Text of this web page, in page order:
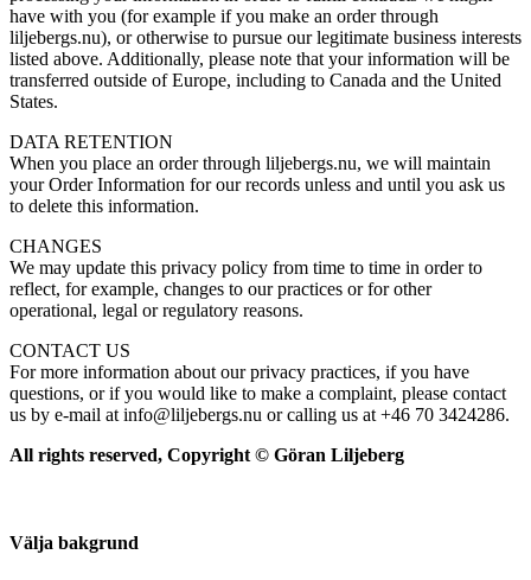
have with you (for example if you make an order through
liljebergs.nu), or otherwise to pursue our legitimate business interests
listed above. Additionally, please note that your information will be
transferred outside of Europe, including to Canada and the United
States.
DATA RETENTION
When you place an order through liljebergs.nu, we will maintain
your Order Information for our records unless and until you ask us
to delete this information.
CHANGES
We may update this privacy policy from time to time in order to
reflect, for example, changes to our practices or for other
operational, legal or regulatory reasons.
CONTACT US
For more information about our privacy practices, if you have
questions, or if you would like to make a complaint, please contact
us by e-mail at info@liljebergs.nu or calling us at +46 70 3424286.
All rights reserved, Copyright © Göran Liljeberg
Välja bakgrund